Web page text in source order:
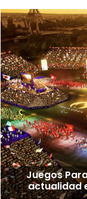
Juegos
actualidad